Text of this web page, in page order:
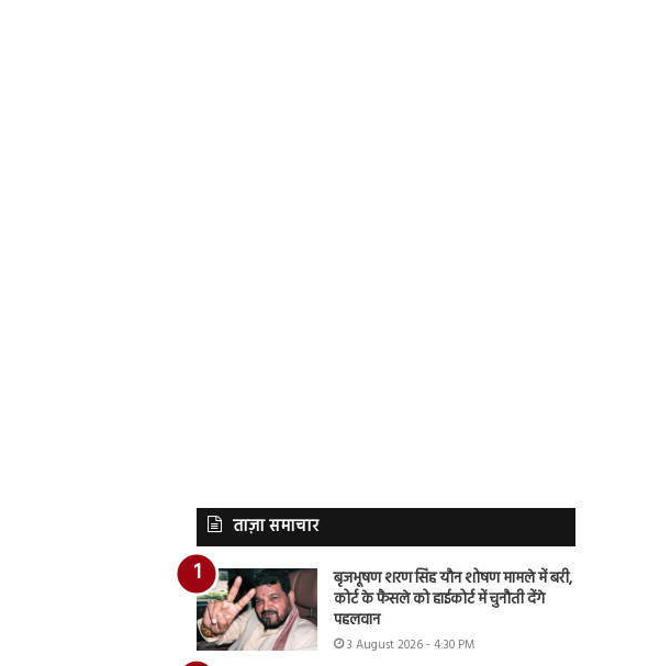
ताज़ा समाचार
बृजभूषण शरण सिंह यौन शोषण मामले में बरी,
कोर्ट के फैसले को हाईकोर्ट में चुनौती देंगे
पहलवान
3 August 2026 - 4:30 PM